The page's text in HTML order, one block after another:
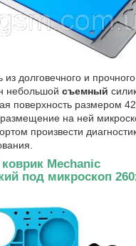
из долговечного и
небольшой съемный
поверхность размером
на ней
произвести
Mechanic
под микроскоп